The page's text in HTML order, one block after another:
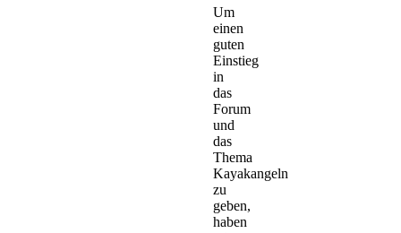
Um
einen
guten
Einstieg
in
das
Forum
und
das
Thema
Kayakangeln
zu
geben,
haben